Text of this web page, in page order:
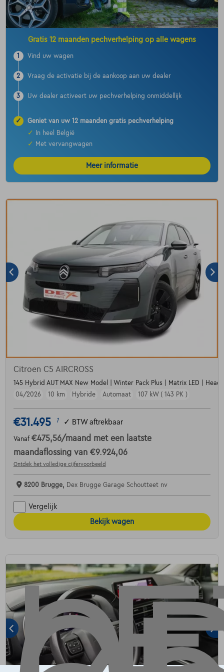
Gratis 12 maanden pechverhelping op alle wagens
1 Vind uw wagen
2 Vraag de activatie bij de aankoop aan uw dealer
3 Uw dealer activeert uw pechverhelping onmiddellijk
✓
Geniet van uw 12 maanden gratis pechverhelping
✓
In heel België
✓
Met vervangwagen
Meer informatie
Citroen C5 AIRCROSS
145 Hybrid AUT MAX New Model | Winter Pack Plus | Matrix LED | Head
04/2026
10 km Hybride Automaat 107 kW ( 143 PK )
€31.495 1 ✓ BTW aftrekbaar
Vanaf €475,56/maand met een laatste
maandaflossing van €9.924,06
Ontdek het volledige cijfervoorbeeld
8200 Brugge, Dex Brugge Garage Schoutteet nv
Vergelijk
Bekijk wagen